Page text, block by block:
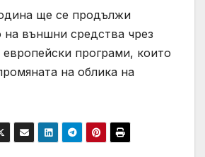
ще се продължи
на външни средства чрез
програми, които
на облика на